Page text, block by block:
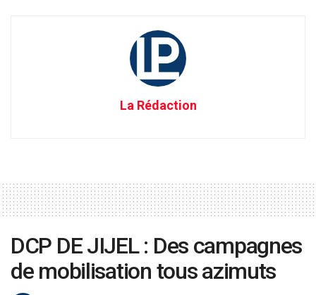
La Rédaction
DCP DE JIJEL : Des campagnes
de mobilisation tous azimuts